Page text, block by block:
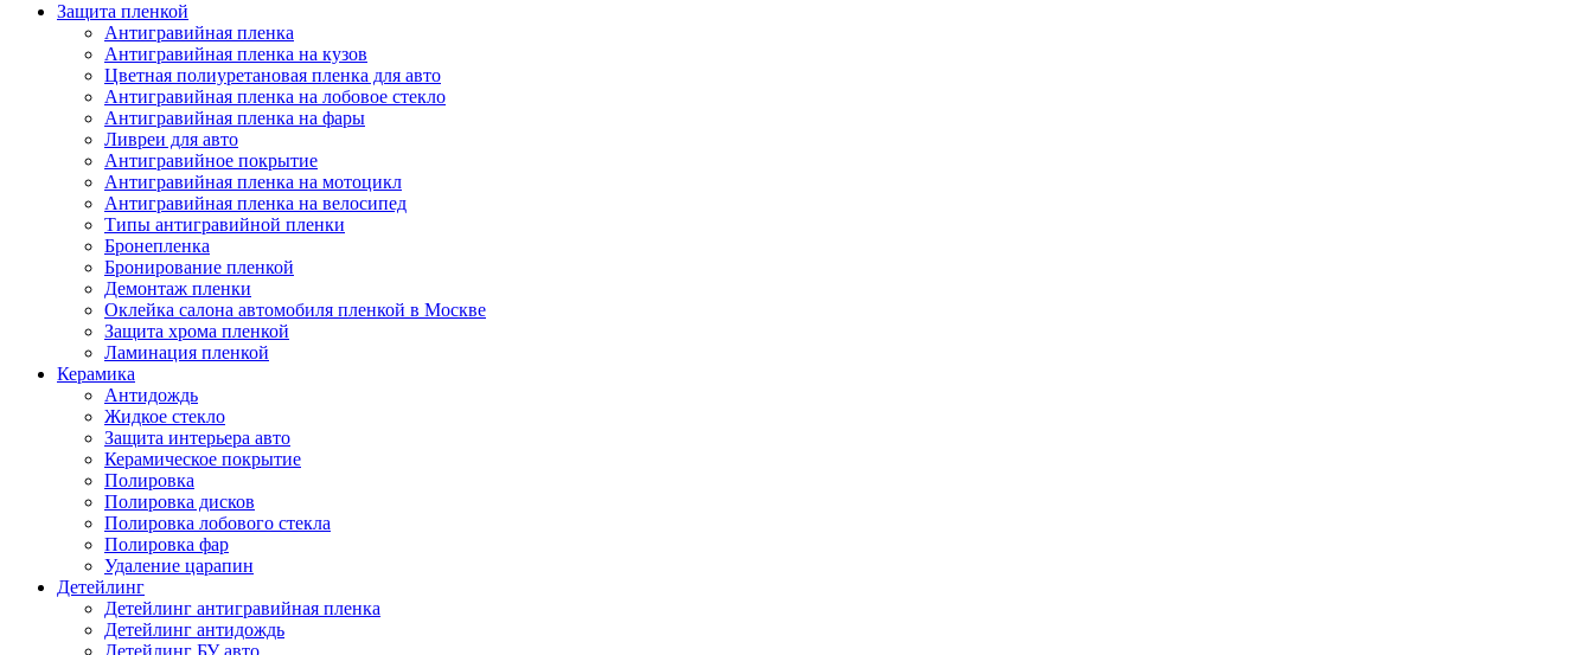
Защита пленкой
Антигравийная пленка
Антигравийная пленка на кузов
Цветная полиуретановая пленка для авто
Антигравийная пленка на лобовое стекло
Антигравийная пленка на фары
Ливреи для авто
Антигравийное покрытие
Антигравийная пленка на мотоцикл
Антигравийная пленка на велосипед
Типы антигравийной пленки
Бронепленка
Бронирование пленкой
Демонтаж пленки
Оклейка салона автомобиля пленкой в Москве
Защита хрома пленкой
Ламинация пленкой
Керамика
Антидождь
Жидкое стекло
Защита интерьера авто
Керамическое покрытие
Полировка
Полировка дисков
Полировка лобового стекла
Полировка фар
Удаление царапин
Детейлинг
Детейлинг антигравийная пленка
Детейлинг антидождь
Детейлинг БУ авто